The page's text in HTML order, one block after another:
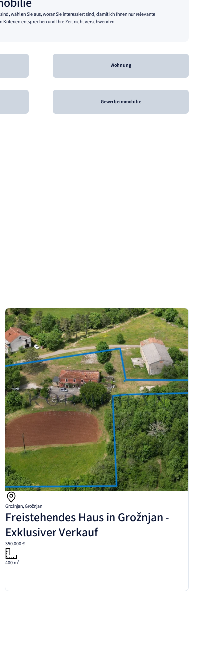
wählen Sie aus, woran Sie interessiert sind, damit ich Ihnen nur relevante
Kriterien entsprechen und Ihre Zeit nicht verschwenden.
Wohnung
Gewerbeimmobilie
Grožnjan, Grožnjan
Freistehendes Haus in Grožnjan -
Exklusiver Verkauf
350.000 €
400 m²